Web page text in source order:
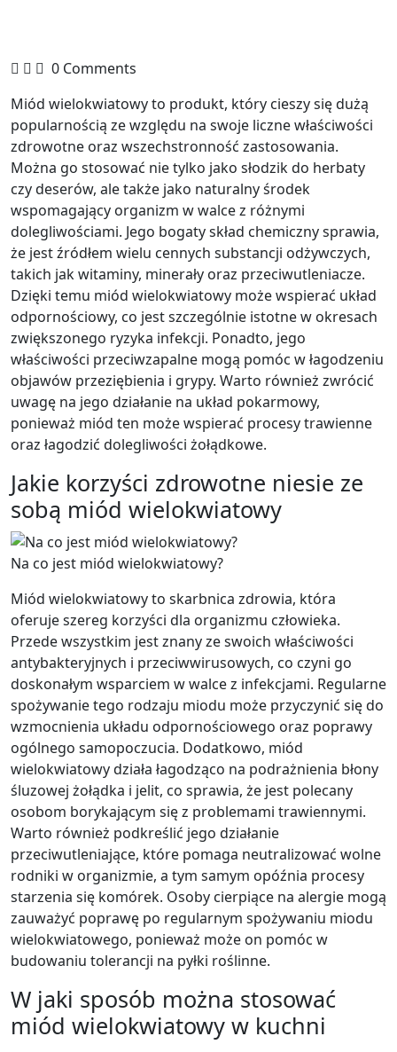
0 Comments
Miód wielokwiatowy to produkt, który cieszy się dużą
popularnością ze względu na swoje liczne właściwości
zdrowotne oraz wszechstronność zastosowania.
Można go stosować nie tylko jako słodzik do herbaty
czy deserów, ale także jako naturalny środek
wspomagający organizm w walce z różnymi
dolegliwościami. Jego bogaty skład chemiczny sprawia,
że jest źródłem wielu cennych substancji odżywczych,
takich jak witaminy, minerały oraz przeciwutleniacze.
Dzięki temu miód wielokwiatowy może wspierać układ
odpornościowy, co jest szczególnie istotne w okresach
zwiększonego ryzyka infekcji. Ponadto, jego
właściwości przeciwzapalne mogą pomóc w łagodzeniu
objawów przeziębienia i grypy. Warto również zwrócić
uwagę na jego działanie na układ pokarmowy,
ponieważ miód ten może wspierać procesy trawienne
oraz łagodzić dolegliwości żołądkowe.
Jakie korzyści zdrowotne niesie ze
sobą miód wielokwiatowy
Na co jest miód wielokwiatowy?
Miód wielokwiatowy to skarbnica zdrowia, która
oferuje szereg korzyści dla organizmu człowieka.
Przede wszystkim jest znany ze swoich właściwości
antybakteryjnych i przeciwwirusowych, co czyni go
doskonałym wsparciem w walce z infekcjami. Regularne
spożywanie tego rodzaju miodu może przyczynić się do
wzmocnienia układu odpornościowego oraz poprawy
ogólnego samopoczucia. Dodatkowo, miód
wielokwiatowy działa łagodząco na podrażnienia błony
śluzowej żołądka i jelit, co sprawia, że jest polecany
osobom borykającym się z problemami trawiennymi.
Warto również podkreślić jego działanie
przeciwutleniające, które pomaga neutralizować wolne
rodniki w organizmie, a tym samym opóźnia procesy
starzenia się komórek. Osoby cierpiące na alergie mogą
zauważyć poprawę po regularnym spożywaniu miodu
wielokwiatowego, ponieważ może on pomóc w
budowaniu tolerancji na pyłki roślinne.
W jaki sposób można stosować
miód wielokwiatowy w kuchni